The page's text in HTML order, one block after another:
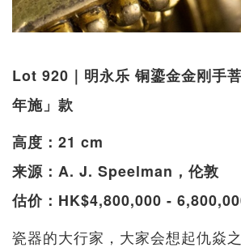
Lot 920｜明永乐 铜鎏金金刚手
年施」款
高度：21 cm
来源：A. J. Speelman，伦敦
估价：HK$4,800,000 -
瓷器的大行家，大家会想起仇焱